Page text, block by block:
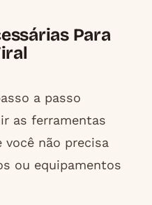
Para
a passo
as ferramentas
você não precisa
ou equipamentos